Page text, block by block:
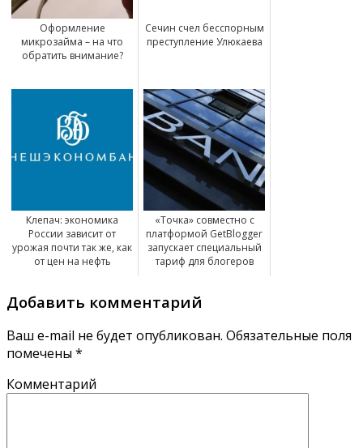
Оформление
микрозайма – на что
обратить внимание?
Сечин счел бесспорным
преступление Улюкаева
Клепач: экономика
России зависит от
урожая почти так же, как
от цен на нефть
«Точка» совместно с
платформой GetBlogger
запускает специальный
тариф для блогеров
Добавить комментарий
Ваш e-mail не будет опубликован. Обязательные поля
помечены *
Комментарий